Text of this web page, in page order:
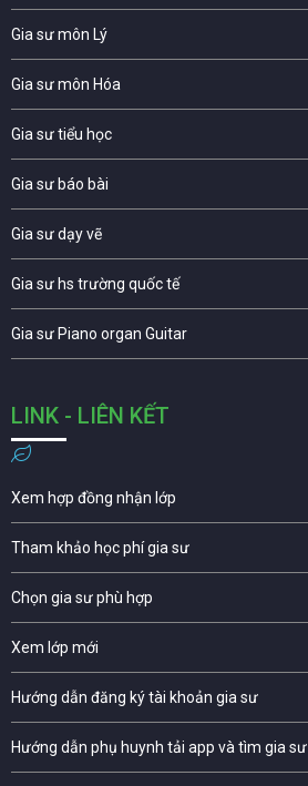
Gia sư môn Lý
Gia sư môn Hóa
Gia sư tiểu học
Gia sư báo bài
Gia sư dạy vẽ
Gia sư hs trường quốc tế
Gia sư Piano organ Guitar
LINK - LIÊN KẾT
Xem hợp đồng nhận lớp
Tham khảo học phí gia sư
Chọn gia sư phù hợp
Xem lớp mới
Hướng dẫn đăng ký tài khoản gia sư
Hướng dẫn phụ huynh tải app và tìm gia sư